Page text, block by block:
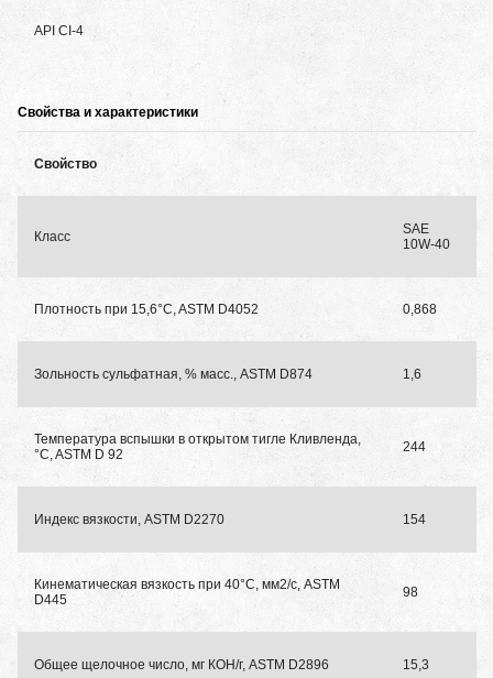
API CI-4
Свойства и характеристики
Свойство
Класс
SAE
10W-40
Плотность при 15,6°C, ASTM D4052 0,868
Зольность сульфатная, % масс., ASTM D874 1,6
Температура вспышки в открытом тигле Кливленда,
°C, ASTM D 92
244
Индекс вязкости, ASTM D2270 154
Кинематическая вязкость при 40°C, мм2/с, ASTM
D445
98
Общее щелочное число, мг КОН/г, ASTM D2896 15,3